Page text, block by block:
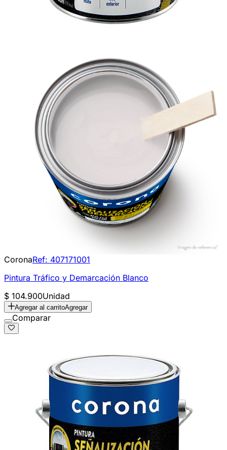
CoronaRef: 407171001
Pintura Tráfico y Demarcación Blanco
$ 104.900Unidad
Agregar al carritoAgregar
Comparar